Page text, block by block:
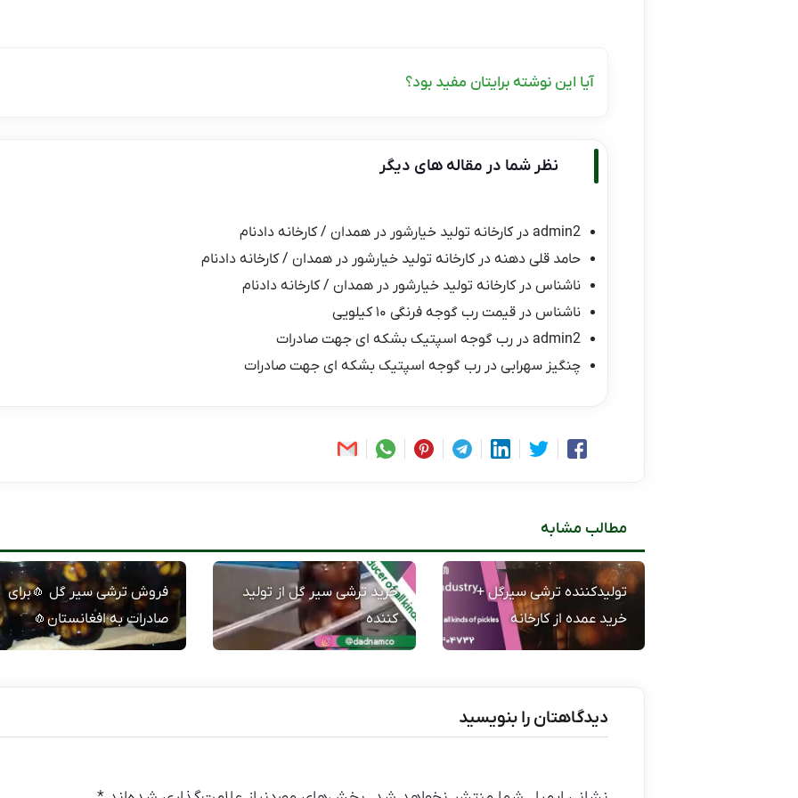
آیا این نوشته برایتان مفید بود؟
نظر شما در مقاله های دیگر
admin2 درکارخانه تولید خیارشور در همدان / کارخانه دادنام
حامد قلی دهنه درکارخانه تولید خیارشور در همدان / کارخانه دادنام
ناشناس درکارخانه تولید خیارشور در همدان / کارخانه دادنام
ناشناس در قیمت رب گوجه فرنگی ۱۰ کیلویی
admin2 در رب گوجه اسپتیک بشکه ای جهت صادرات
چنگیز سهرابی در رب گوجه اسپتیک بشکه ای جهت صادرات
مطالب مشابه
تولیدکننده ترشی سیرگل +
خرید عمده از کارخانه
خرید ترشی سیر گل از تولید
کننده
فروش ترشی سیر گل 🧄برای
صادرات به افغانستان🧄
دیدگاهتان را بنویسید